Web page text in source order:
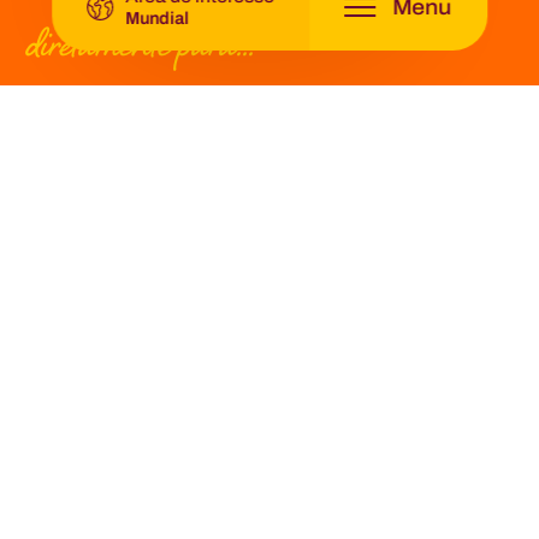
Mundial
Menu
diretamente para...